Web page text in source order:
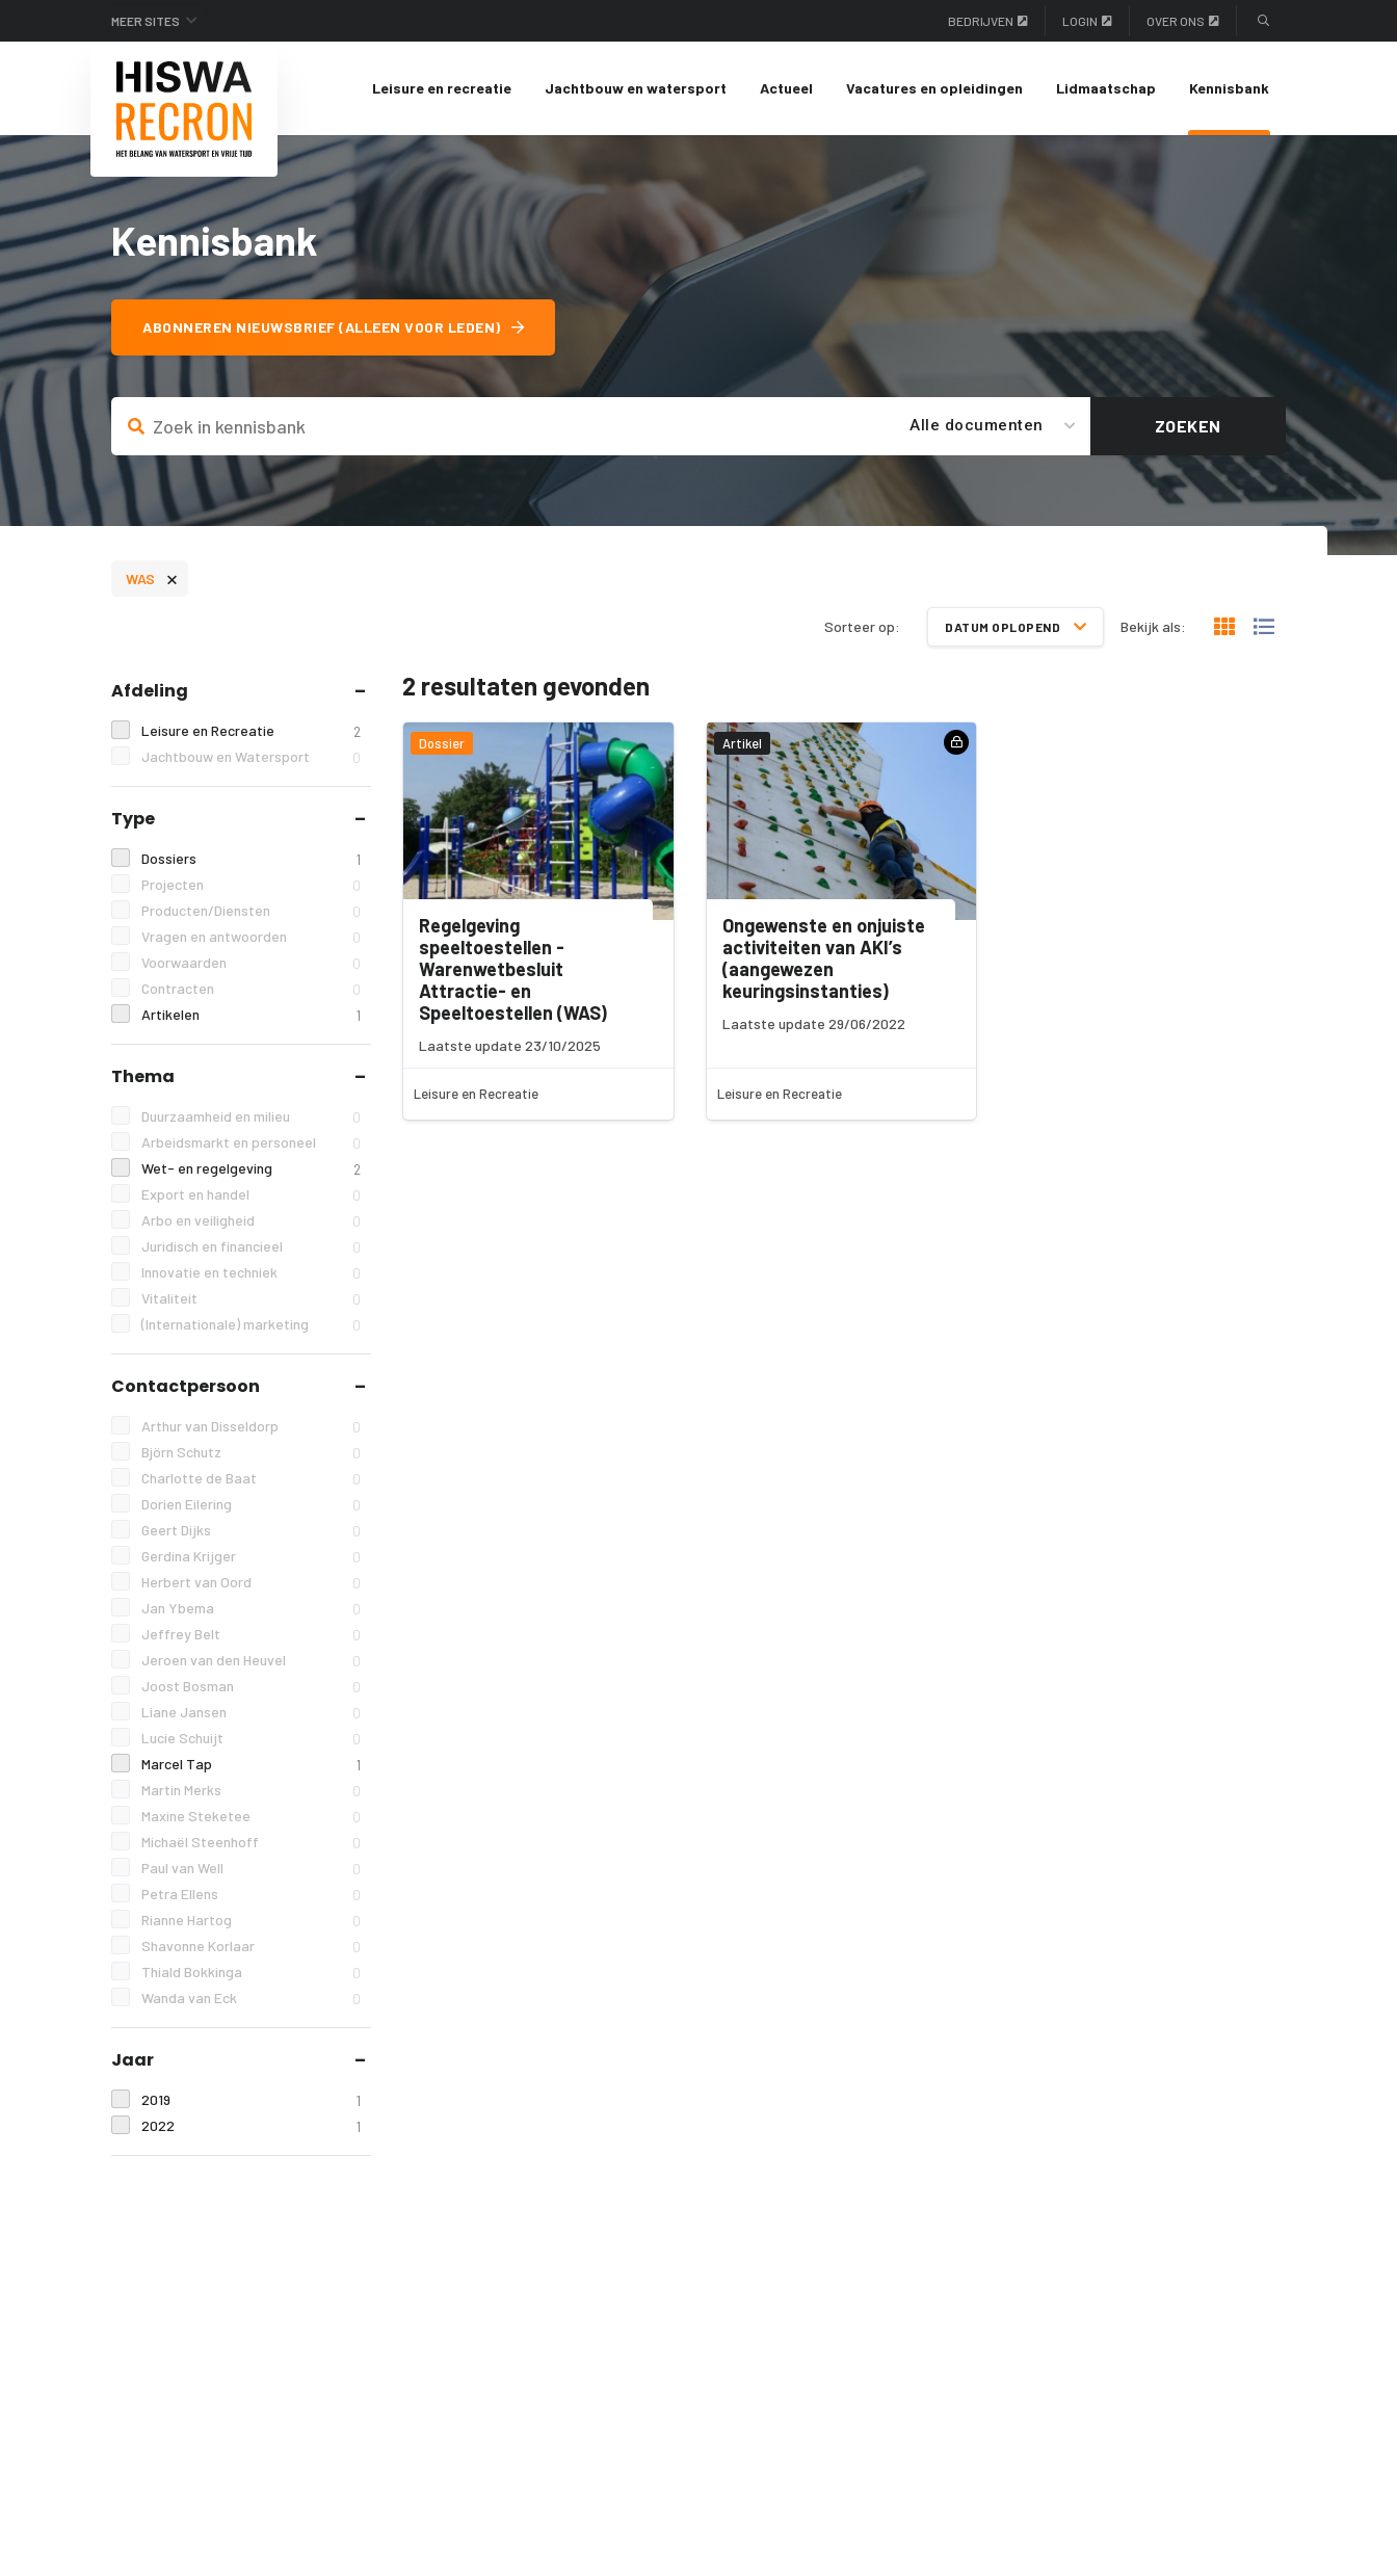
MEER SITES BEDRIJVEN LOGIN OVER ONS
Leisure en recreatie Jachtbouw en watersport Actueel Vacatures en opleidingen Lidmaatschap Kennisbank
Kennisbank
ABONNEREN NIEUWSBRIEF (ALLEEN VOOR LEDEN)
Alle documenten ZOEKEN
WAS ×
Sorteer op: DATUM OPLOPEND Bekijk als:
Afdeling
Leisure en Recreatie 2
Jachtbouw en Watersport 0
Type
Dossiers 1
Projecten 0
Producten/Diensten 0
Vragen en antwoorden 0
Voorwaarden 0
Contracten 0
Artikelen 1
Thema
Duurzaamheid en milieu 0
Arbeidsmarkt en personeel 0
Wet- en regelgeving 2
Export en handel 0
Arbo en veiligheid 0
Juridisch en financieel 0
Innovatie en techniek 0
Vitaliteit 0
(Internationale) marketing 0
Contactpersoon
Arthur van Disseldorp 0
Björn Schutz 0
Charlotte de Baat 0
Dorien Eilering 0
Geert Dijks 0
Gerdina Krijger 0
Herbert van Oord 0
Jan Ybema 0
Jeffrey Belt 0
Jeroen van den Heuvel 0
Joost Bosman 0
Liane Jansen 0
Lucie Schuijt 0
Marcel Tap 1
Martin Merks 0
Maxine Steketee 0
Michaël Steenhoff 0
Paul van Well 0
Petra Ellens 0
Rianne Hartog 0
Shavonne Korlaar 0
Thiald Bokkinga 0
Wanda van Eck 0
Jaar
2019 1
2022 1
2 resultaten gevonden
Dossier
Regelgeving
speeltoestellen -
Warenwetbesluit
Attractie- en
Speeltoestellen (WAS)
Laatste update 23/10/2025
Leisure en Recreatie
Artikel
Ongewenste en onjuiste
activiteiten van AKI’s
(aangewezen
keuringsinstanties)
Laatste update 29/06/2022
Leisure en Recreatie